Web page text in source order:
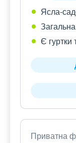
Ясла-
Є гуртки
Приватна